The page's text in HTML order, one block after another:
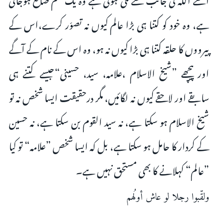
ہے، وہ خود کو کتنا ہی بڑا عالم کیوں نہ تصوّر کرے،اس کے
پیرووں کا حلقہ کتنا ہی بڑا کیوں نہ ہو، وہ اس کے نام کے آگے
اور پیچھے ”شیخ الاسلام ،علامہ، سید، حسینی“جیسے کتنے ہی
سابقے اور لاحقے کیوں نہ لگائیں، مگر درحقیقت ایسا شخص نہ تو
شیخ الاسلام ہو سکتا ہے، نہ سید القوم بن سکتا ہے، نہ حسین
کے کردار کا حامل ہو سکتا ہے، بل کہ ایسا شخص ”علامہ“ تو کیا
”عالم“ کہلانے کا بھی مستحق نہیں ہے۔
ولقّبوا رجلا لو عاش أولُهم